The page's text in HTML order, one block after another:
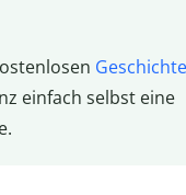
einfach selbst eine